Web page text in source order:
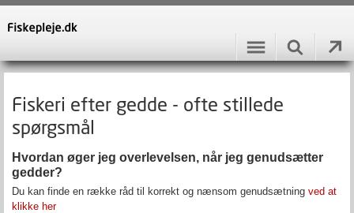
Fiskeri efter gedde - ofte stillede
spørgsmål
Hvordan øger jeg overlevelsen, når jeg genudsætter
gedder?
Du kan finde en række råd til korrekt og nænsom genudsætning ved at
klikke her